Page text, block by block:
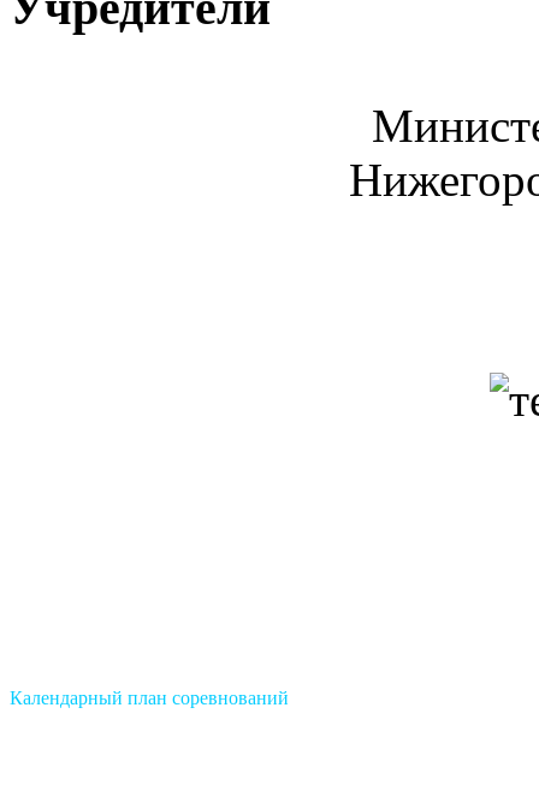
Календарный план соревнований